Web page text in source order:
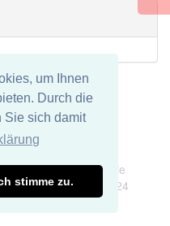
um Ihnen
Durch die
Sie sich damit
stimme zu.
keine Haftung für die
Seite. DDDEasy 2024